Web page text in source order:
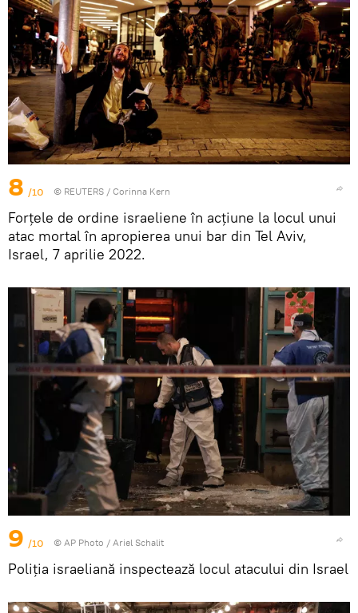
8 /10 © REUTERS / Corinna Kern
Forțele de ordine israeliene în acțiune la locul unui
atac mortal în apropierea unui bar din Tel Aviv,
Israel, 7 aprilie 2022.
9 /10 © AP Photo / Ariel Schalit
Poliția israeliană inspectează locul atacului din Israel